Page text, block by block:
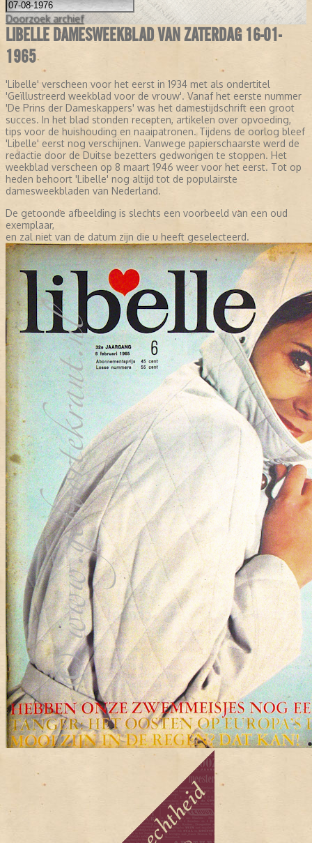
Doorzoek archief
LIBELLE DAMESWEEKBLAD VAN ZATERDAG 16-01-
1965
'Libelle' verscheen voor het eerst in 1934 met als ondertitel
'Geïllustreerd weekblad voor de vrouw'. Vanaf het eerste nummer
'De Prins der Dameskappers' was het damestijdschrift een groot
succes. In het blad stonden recepten, artikelen over opvoeding,
tips voor de huishouding en naaipatronen. Tijdens de oorlog bleef
'Libelle' eerst nog verschijnen. Vanwege papierschaarste werd de
redactie door de Duitse bezetters gedwongen te stoppen. Het
weekblad verscheen op 8 maart 1946 weer voor het eerst. Tot op
heden behoort 'Libelle' nog altijd tot de populairste
damesweekbladen van Nederland.
De getoonde afbeelding is slechts een voorbeeld van een oud
exemplaar,
en zal niet van de datum zijn die u heeft geselecteerd.